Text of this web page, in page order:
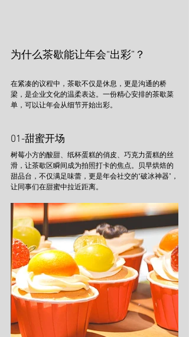
为什么茶歇能让年会“出彩”？
在紧凑的议程中，茶歇不仅是休息，更是沟通的桥
梁，是企业文化的温柔表达。一份精心安排的茶歇菜
单，可以让年会从细节开始出彩。
01-甜蜜开场
树莓小方的酸甜、纸杯蛋糕的俏皮、巧克力蛋糕的丝
滑，让茶歇区瞬间成为拍照打卡的焦点。贝早烘焙的
甜品台，不仅满足味蕾，更是年会社交的“破冰神器”，
让同事们在甜蜜中拉近距离。